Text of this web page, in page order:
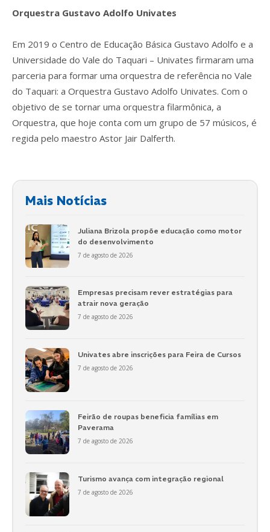
Orquestra Gustavo Adolfo Univates
Em 2019 o Centro de Educação Básica Gustavo Adolfo e a
Universidade do Vale do Taquari – Univates firmaram uma
parceria para formar uma orquestra de referência no Vale
do Taquari: a Orquestra Gustavo Adolfo Univates. Com o
objetivo de se tornar uma orquestra filarmônica, a
Orquestra, que hoje conta com um grupo de 57 músicos, é
regida pelo maestro Astor Jair Dalferth.
Mais Notícias
Juliana Brizola propõe educação como motor
do desenvolvimento
7 de agosto de 2026
Empresas precisam rever estratégias para
atrair nova geração
7 de agosto de 2026
Univates abre inscrições para Feira de Cursos
7 de agosto de 2026
Feirão de roupas beneficia famílias em
Paverama
7 de agosto de 2026
Turismo avança com integração regional
7 de agosto de 2026